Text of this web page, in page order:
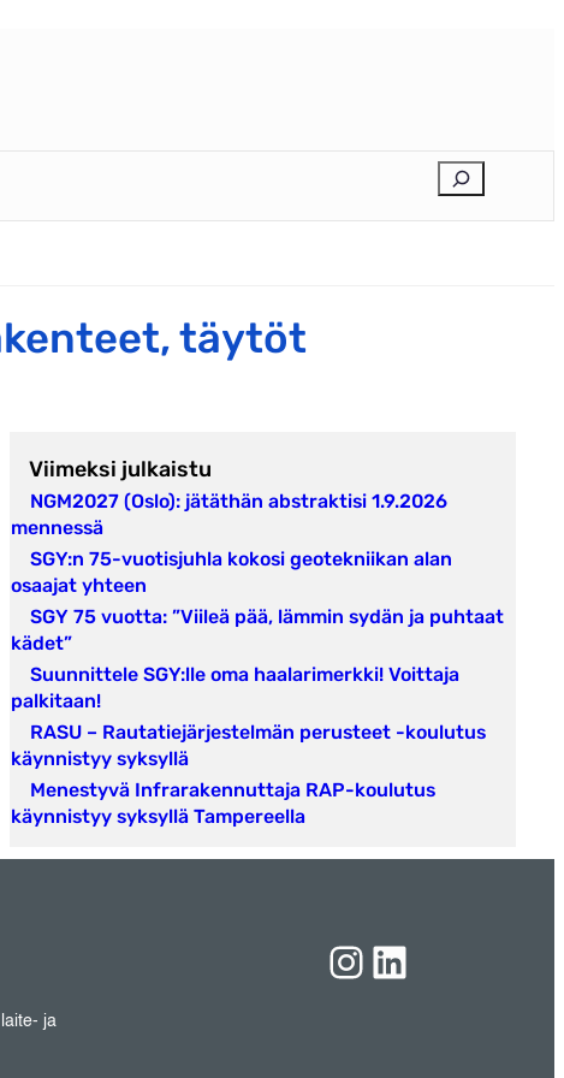
täytöt
Viimeksi julkaistu
NGM2027 (Oslo): jätäthän abstraktisi 1.9.2026
mennessä
SGY:n 75-vuotisjuhla kokosi geotekniikan alan
osaajat yhteen
SGY 75 vuotta: ”Viileä pää, lämmin sydän ja puhtaat
kädet”
Suunnittele SGY:lle oma haalarimerkki! Voittaja
palkitaan!
RASU – Rautatiejärjestelmän perusteet -koulutus
käynnistyy syksyllä
Menestyvä Infrarakennuttaja RAP-koulutus
käynnistyy syksyllä Tampereella
ja
Instagram LinkedIn